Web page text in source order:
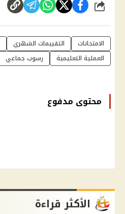
شارك
الامتحانات التقييمات الشهري
العملية التعليمية
رسوب جماعي
محتوى مدفوع
الأكثر قراءة